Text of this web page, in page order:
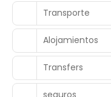
Transporte
Alojamientos
Transfers